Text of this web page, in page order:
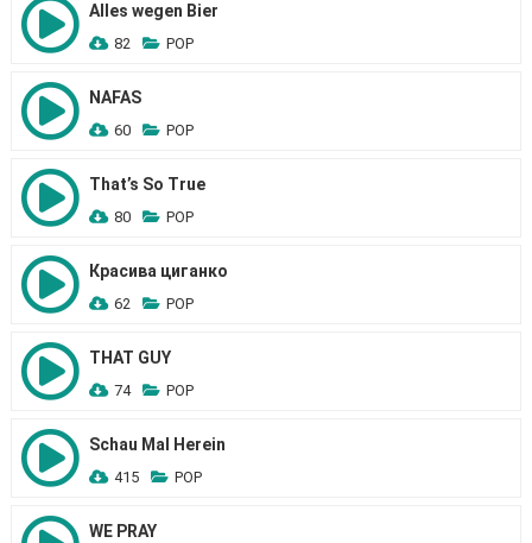
Alles wegen Bier
82 POP
NAFAS
60 POP
That’s So True
80 POP
Красива циганко
62 POP
THAT GUY
74 POP
Schau Mal Herein
415 POP
WE PRAY